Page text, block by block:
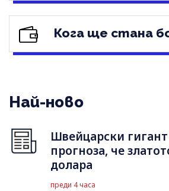
Кога ще стана
Най-ново
Швейцарски
прогноза, че
долара
преди 4 часа